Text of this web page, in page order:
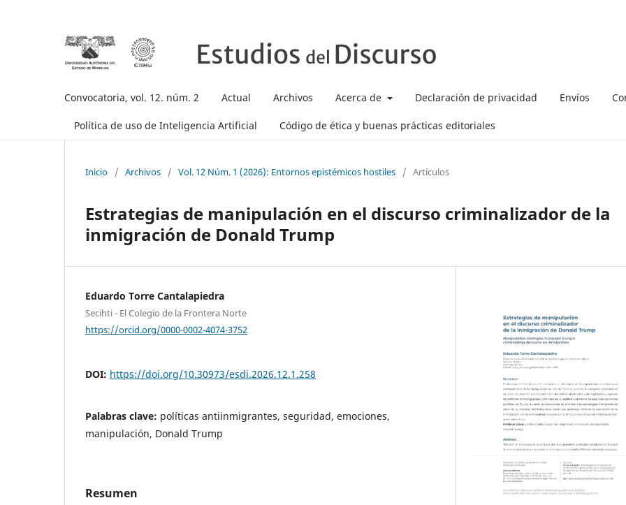
Convocatoria, vol. 12. núm. 2 Actual Archivos Acerca de Declaración de privacidad Envíos
Política de uso de Inteligencia Artificial Código de ética y buenas prácticas editoriales
Inicio / Archivos / Vol. 12 Núm. 1 (2026): Entornos epistémicos hostiles / Artículos
Estrategias de manipulación en el discurso criminalizador de la
inmigración de Donald Trump
Eduardo Torre Cantalapiedra
Secihti - El Colegio de la Frontera Norte
https://orcid.org/0000-0002-4074-3752
DOI: https://doi.org/10.30973/esdi.2026.12.1.258
Palabras clave: políticas antiinmigrantes, seguridad, emociones,
manipulación, Donald Trump
Resumen